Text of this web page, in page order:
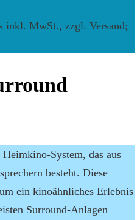
inkl. MwSt., zzgl. Versand;
System, das aus
besteht. Diese
ein kinoähnliches Erlebnis
Surround-Anlagen